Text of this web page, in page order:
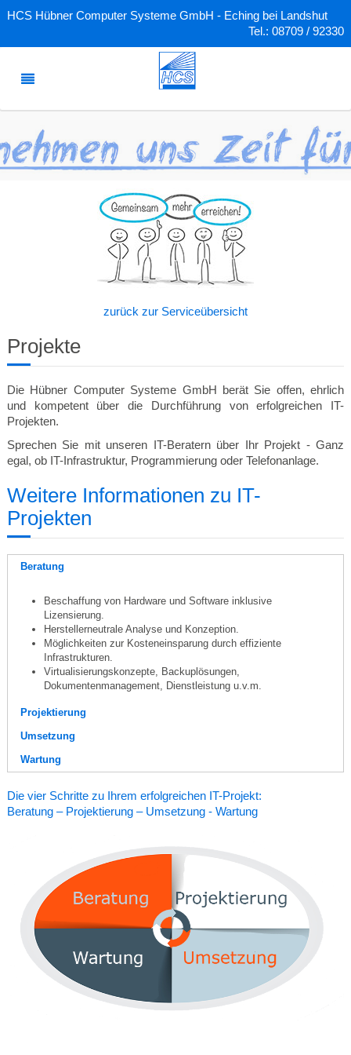
HCS Hübner Computer Systeme GmbH - Eching bei Landshut
Tel.: 08709 / 92330
zurück zur Serviceübersicht
Projekte
Die Hübner Computer Systeme GmbH berät Sie offen, ehrlich
und kompetent über die Durchführung von erfolgreichen IT-
Projekten.
Sprechen Sie mit unseren IT-Beratern über Ihr Projekt - Ganz
egal, ob IT-Infrastruktur, Programmierung oder Telefonanlage.
Weitere Informationen zu IT-
Projekten
Beratung
Beschaffung von Hardware und Software inklusive
Lizensierung.
Herstellerneutrale Analyse und Konzeption.
Möglichkeiten zur Kosteneinsparung durch effiziente
Infrastrukturen.
Virtualisierungskonzepte, Backuplösungen,
Dokumentenmanagement, Dienstleistung u.v.m.
Projektierung
Umsetzung
Wartung
Die vier Schritte zu Ihrem erfolgreichen IT-Projekt:
Beratung – Projektierung – Umsetzung - Wartung